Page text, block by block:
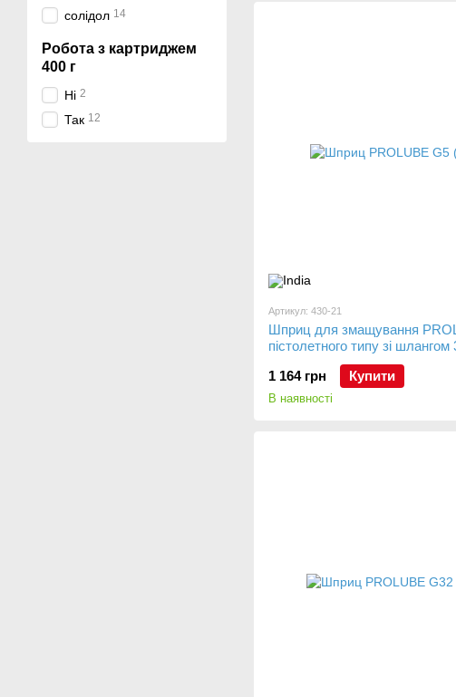
Артикул: 430-21
Шприц для змащування
пістолетного типу зі
1 164 грн
Купити
В наявності
солідол 14
Робота з картриджем
400 г
Ні 2
Так 12